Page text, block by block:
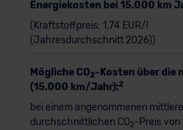
Energiekosten bei 15.000 km
(Kraftstoffpreis: 1,74 EUR/l
(Jahresdurchschnitt 2026))
Mögliche CO2-Kosten über die
(15.000 km/Jahr):2
bei einem angenommenen
durchschnittlichen CO2-Preis von